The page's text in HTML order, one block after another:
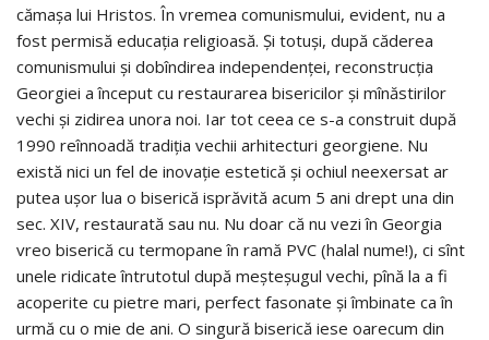
cămaşa lui Hristos. În vremea comunismului, evident, nu a
fost permisă educaţia religioasă. Şi totuşi, după căderea
comunismului şi dobîndirea independenţei, reconstrucţia
Georgiei a început cu restaurarea bisericilor şi mînăstirilor
vechi şi zidirea unora noi. Iar tot ceea ce s-a construit după
1990 reînnoadă tradiţia vechii arhitecturi georgiene. Nu
există nici un fel de inovaţie estetică şi ochiul neexersat ar
putea uşor lua o biserică isprăvită acum 5 ani drept una din
sec. XIV, restaurată sau nu. Nu doar că nu vezi în Georgia
vreo biserică cu termopane în ramă PVC (halal nume!), ci sînt
unele ridicate întrutotul după meşteşugul vechi, pînă la a fi
acoperite cu pietre mari, perfect fasonate şi îmbinate ca în
urmă cu o mie de ani. O singură biserică iese oarecum din